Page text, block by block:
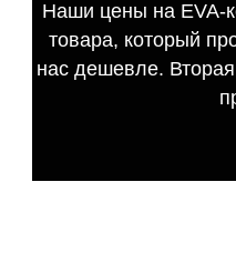
Наши цены на EVA-
товара, который
нас дешевле.